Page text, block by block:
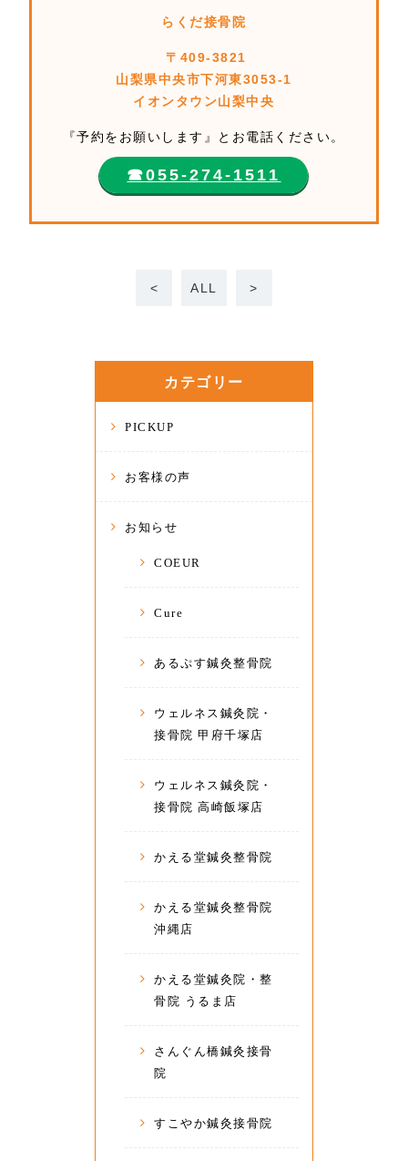
らくだ接骨院
〒409-3821
山梨県中央市下河東3053-1
イオンタウン山梨中央
『予約をお願いします』とお電話ください。
☎︎055-274-1511
< ALL >
カテゴリー
PICKUP
お客様の声
お知らせ
COEUR
Cure
あるぷす鍼灸整骨院
ウェルネス鍼灸院・
接骨院 甲府千塚店
ウェルネス鍼灸院・
接骨院 高崎飯塚店
かえる堂鍼灸整骨院
かえる堂鍼灸整骨院
沖縄店
かえる堂鍼灸院・整
骨院 うるま店
さんぐん橋鍼灸接骨
院
すこやか鍼灸接骨院